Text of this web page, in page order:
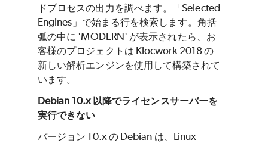
ドプロセスの出力を調べます。「Selected
Engines」で始まる行を検索します。角括
弧の中に 'MODERN' が表示されたら、お
客様のプロジェクトは Klocwork 2018 の
新しい解析エンジンを使用して構築されて
います。
Debian 10.x 以降でライセンスサーバーを
実行できない
バージョン 10.x の Debian は、Linux